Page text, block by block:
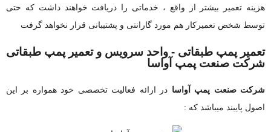
هزینه تعمیر بیشتر از واقع ، خدماتی را دریافت خواهند داشت که حتی
توسط شخص تعمیرکار هم مورد گارانتی و پشتیبانی قرار نخواهد گرفت
تعمیر پمپ طبقاتی - واحد سرویس و تعمیر پمپ طبقاتی
شرکت صنعت پمپ آواسا
شرکت صنعت پمپ آواسا در ارائه فعالیت تخصصی خود همواره بر این
اصول پایبند میباشد که :